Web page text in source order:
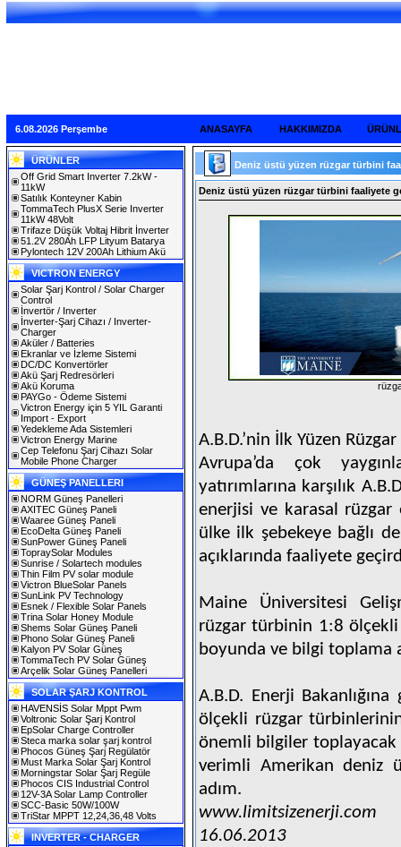
6.08.2026 Perşembe ANASAYFA HAKKIMIZDA
ÜRÜNLER
Off Grid Smart Inverter 7.2kW -
11kW
Satılık Konteyner Kabin
TommaTech PlusX Serie Inverter
11kW 48Volt
Trifaze Düşük Voltaj Hibrit İnverter
51.2V 280Ah LFP Lityum Batarya
Pylontech 12V 200Ah Lithium Akü
VICTRON ENERGY
Solar Şarj Kontrol / Solar Charger
Control
İnvertör / Inverter
İnverter-Şarj Cihazı / Inverter-
Charger
Aküler / Batteries
Ekranlar ve İzleme Sistemi
DC/DC Konvertörler
Akü Şarj Redresörleri
Akü Koruma
PAYGo - Ödeme Sistemi
Victron Energy için 5 YIL Garanti
Import - Export
Yedekleme Ada Sistemleri
Victron Energy Marine
Cep Telefonu Şarj Cihazı Solar
Mobile Phone Charger
GÜNEŞ PANELLERI
NORM Güneş Panelleri
AXITEC Güneş Paneli
Waaree Güneş Paneli
EcoDelta Güneş Paneli
SunPower Güneş Paneli
TopraySolar Modules
Sunrise / Solartech modules
Thin Film PV solar module
Victron BlueSolar Panels
SunLink PV Technology
Esnek / Flexible Solar Panels
Trina Solar Honey Module
Shems Solar Güneş Paneli
Phono Solar Güneş Paneli
Kalyon PV Solar Güneş
TommaTech PV Solar Güneş
Arçelik Solar Güneş Panelleri
SOLAR ŞARJ KONTROL
HAVENSİS Solar Mppt Pwm
Voltronic Solar Şarj Kontrol
EpSolar Charge Controller
Steca marka solar şarj kontrol
Phocos Güneş Şarj Regülatör
Must Marka Solar Şarj Kontrol
Morningstar Solar Şarj Regüle
Phocos CIS Industrial Control
12V-3A Solar Lamp Controller
SCC-Basic 50W/100W
TriStar MPPT 12,24,36,48 Volts
INVERTER - CHARGER
Deniz üstü yüzen rüzgar türbini
Deniz üstü yüzen rüzgar türbini faaliyete
A.B.D.’nin İlk Yüzen
Avrupa’da çok
yatırımlarına karşılık
enerjisi ve karasal rüzgar
ülke ilk şebekeye bağlı
açıklarında faaliyete
Maine Üniversitesi
rüzgar türbinin 1:8
boyunda ve bilgi toplama
A.B.D. Enerji
ölçekli rüzgar
önemli bilgiler toplayacak
verimli Amerikan deniz
adım.
www.limitsizenerji.com
16.06.2013